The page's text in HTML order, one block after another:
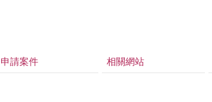
申請案件 相關網站